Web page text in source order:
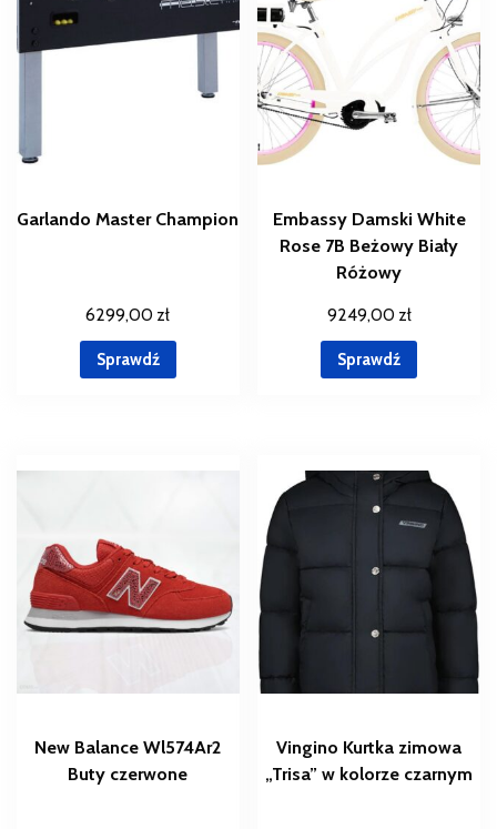
Garlando Master Champion
6299,00 zł
Sprawdź
Embassy Damski White
Rose 7B Beżowy Biały
Różowy
9249,00 zł
Sprawdź
New Balance Wl574Ar2
Buty czerwone
Vingino Kurtka zimowa
„Trisa” w kolorze czarnym